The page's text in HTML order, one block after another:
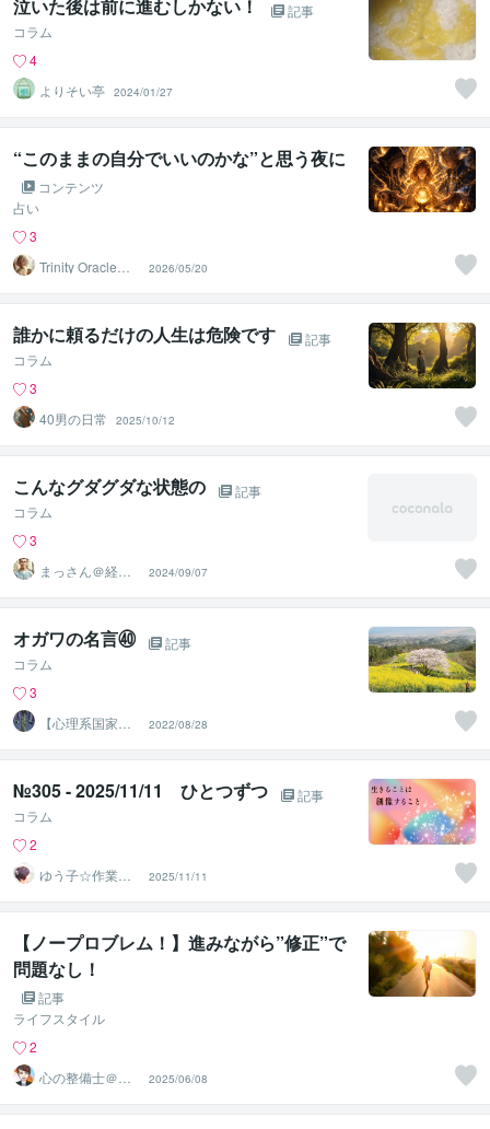
泣いた後は前に進むしかない！
記事
コラム
4
よりそい亭 2024/01/27
“このままの自分でいいのかな”と思う夜に
コンテンツ
占い
3
Trinity Oracle☽
2026/05/20
誰かに頼るだけの人生は危険です
記事
コラム
3
40男の日常
2025/10/12
こんなグダグダな状態の
記事
コラム
3
まっさん＠経験
豊富な笑顔のサ
ポーター
2024/09/07
オガワの名言㊵
記事
コラム
3
【心理系国家資
格有】カウンセ
ラー おがわ
2022/08/28
№305 - 2025/11/11 ひとつずつ
記事
コラム
2
ゆう子☆作業療
法士＆ライフコ
ーチ
2025/11/11
【ノープロブレム！】進みながら”修正”で
問題なし！
記事
ライフスタイル
2
心の整備士＠ま
さとし
2025/06/08